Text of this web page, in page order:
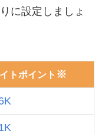
に設定しましょ
トポイント ※